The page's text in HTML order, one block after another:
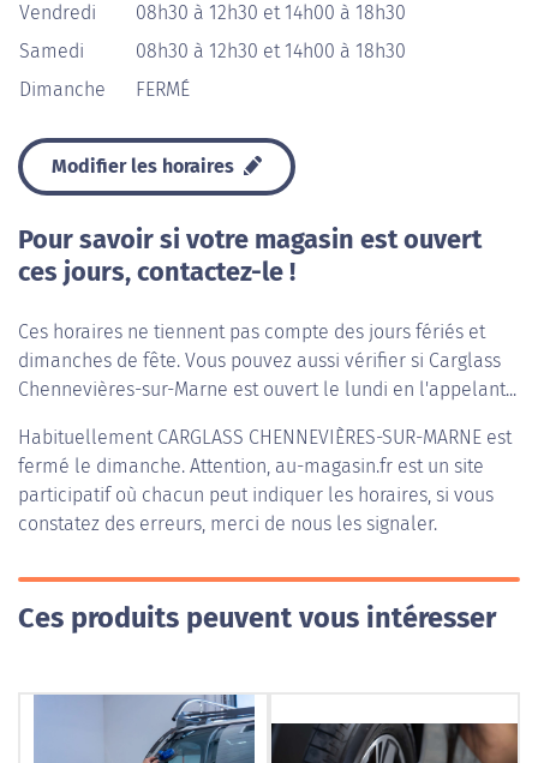
Vendredi
08h30 à 12h30 et 14h00 à 18h30
Samedi
08h30 à 12h30 et 14h00 à 18h30
Dimanche
FERMÉ
Modifier les horaires
Pour savoir si votre magasin est ouvert
ces jours, contactez-le !
Ces horaires ne tiennent pas compte des jours fériés et
dimanches de fête. Vous pouvez aussi vérifier si Carglass
Chennevières-sur-Marne est ouvert le lundi en l'appelant...
Habituellement CARGLASS CHENNEVIÈRES-SUR-MARNE est
fermé le dimanche. Attention, au-magasin.fr est un site
participatif où chacun peut indiquer les horaires, si vous
constatez des erreurs, merci de nous les signaler.
Ces produits peuvent vous intéresser